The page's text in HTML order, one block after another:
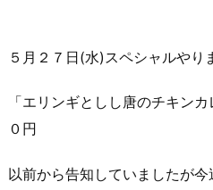
５月２７日(水)スペシャルやり
「エリンギとしし唐のチキ
０円
以前から告知していましたが